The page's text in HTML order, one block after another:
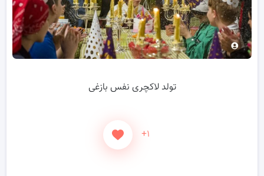
تولد لاکچری نفس بازغی
+۱